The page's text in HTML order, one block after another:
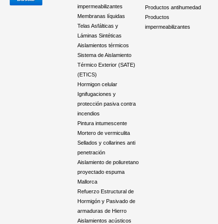
impermeabilizantes
Membranas líquidas
Telas Asfálticas y
Láminas Sintéticas
Aislamientos térmicos
Sistema de Aislamiento
Térmico Exterior (SATE)
(ETICS)
Hormigon celular
Ignifugaciones y
protección pasiva contra
incendios
Pintura intumescente
Mortero de vermiculita
Sellados y collarines anti
penetración
Aislamiento de poliuretano
proyectado espuma
Mallorca
Refuerzo Estructural de
Hormigón y Pasivado de
armaduras de Hierro
Aislamientos acústicos
Productos antihumedad
Productos
impermeabilizantes